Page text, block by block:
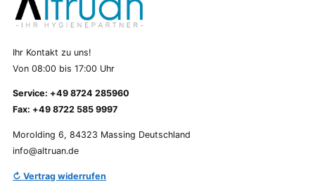
Ihr Kontakt zu uns!
Von 08:00 bis 17:00 Uhr
Service: +49 8724 285960
Fax: +49 8722 585 9997
Morolding 6, 84323 Massing Deutschland
info@altruan.de
↻ Vertrag widerrufen